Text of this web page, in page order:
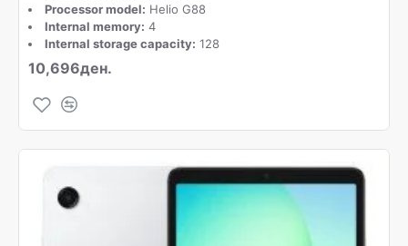
Processor model: Helio G88
Internal memory: 4
Internal storage capacity: 128
10,696ден.